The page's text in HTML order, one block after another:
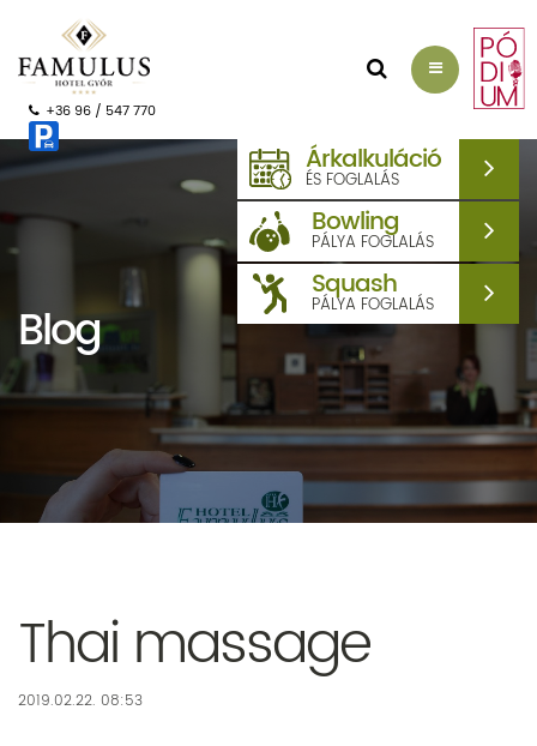
+36 96 / 547 770
Blog
Árkalkuláció
ÉS FOGLALÁS
Bowling
PÁLYA FOGLALÁS
Squash
PÁLYA FOGLALÁS
Thai massage
2019.02.22. 08:53